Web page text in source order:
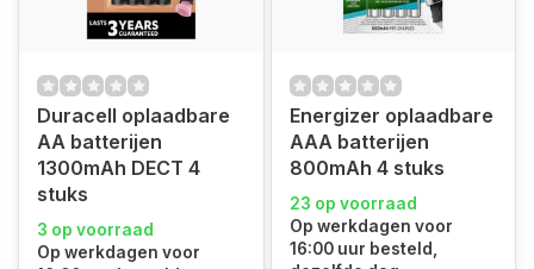
Duracell oplaadbare
AA batterijen
1300mAh DECT 4
stuks
3 op voorraad
Op werkdagen voor
Energizer oplaadbare
AAA batterijen
800mAh 4 stuks
23 op voorraad
Op werkdagen voor
16:00 uur besteld,